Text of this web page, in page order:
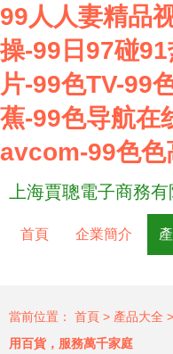
99人人妻精品
操-99日97碰
片-99色TV-99
蕉-99色导航在
avcom-99色色
上海賈聰電子商務有
首頁 企業簡介
當前位置： 首頁 > 產品大全 >
用百貨，服務萬千家庭